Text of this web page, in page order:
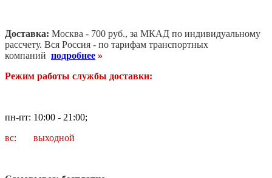
Доставка: Москва - 700 руб., за МКАД по индивидуальному
рассчету. Вся Россия - по тарифам транспортных
компаний подробнее »
Режим работы службы доставки:
пн-пт: 10:00 - 21:00;
вс: выходной